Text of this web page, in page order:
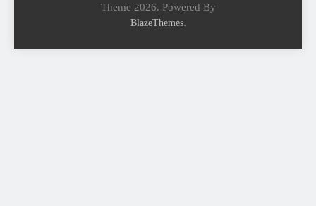
Theme 2026. Powered By
BlazeThemes.